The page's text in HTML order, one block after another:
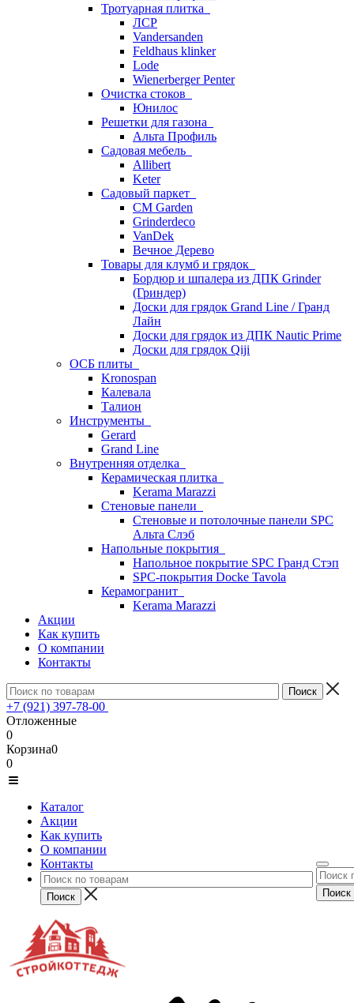
Тротуарная плитка
ЛСР
Vandersanden
Feldhaus klinker
Lode
Wienerberger Penter
Очистка стоков
Юнилос
Решетки для газона
Альта Профиль
Садовая мебель
Allibert
Keter
Садовый паркет
CM Garden
Grinderdeco
VanDek
Вечное Дерево
Товары для клумб и грядок
Бордюр и шпалера из ДПК Grinder
(Гриндер)
Доски для грядок Grand Line / Гранд
Лайн
Доски для грядок из ДПК Nautic Prime
Доски для грядок Qiji
ОСБ плиты
Kronospan
Калевала
Талион
Инструменты
Gerard
Grand Line
Внутренняя отделка
Керамическая плитка
Kerama Marazzi
Стеновые панели
Стеновые и потолочные панели SPC
Альта Слэб
Напольные покрытия
Напольное покрытие SPC Гранд Стэп
SPC-покрытия Docke Tavola
Керамогранит
Kerama Marazzi
Акции
Как купить
О компании
Контакты
+7 (921) 397-78-00
Отложенные
0
Корзина0
0
Каталог
Акции
Как купить
О компании
Контакты